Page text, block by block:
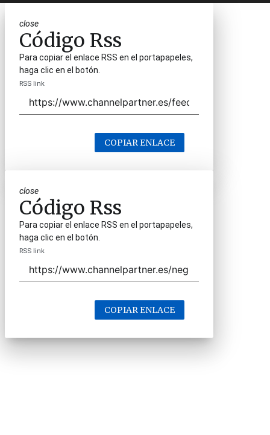
close
Código Rss
Para copiar el enlace RSS en el portapapeles,
haga clic en el botón.
RSS link
COPIAR ENLACE
close
Código Rss
Para copiar el enlace RSS en el portapapeles,
haga clic en el botón.
RSS link
COPIAR ENLACE